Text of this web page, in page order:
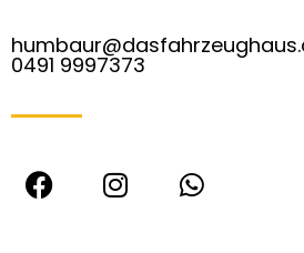
0491 9997373
F
a
I
n
W
h